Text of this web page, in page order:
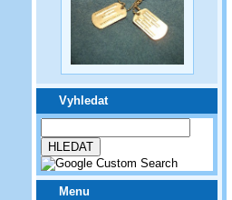
Vyhledat
Menu